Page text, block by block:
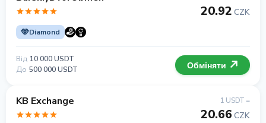
Diamond
20.92 CZK
Від 10 000 USDT
До 500 000 USDT Обміняти
KB Exchange 1 USDT =
20.66 CZK